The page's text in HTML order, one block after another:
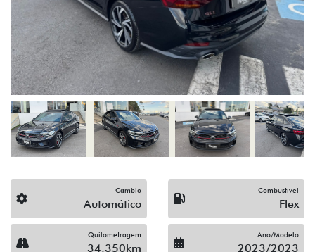
Câmbio
Automático
Combustível
Flex
Quilometragem
34.350km
Ano/Modelo
2023/2023